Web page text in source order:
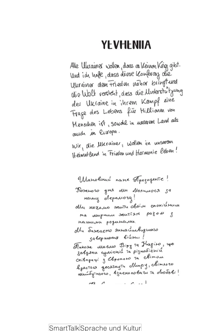
SmartTalkSprache und Kultur